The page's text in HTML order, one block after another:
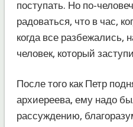
поступать. Но по-
радоваться, что в час,
когда все разбежались,
человек, который
После того как Петр
архиереева, ему надо
рассуждению,